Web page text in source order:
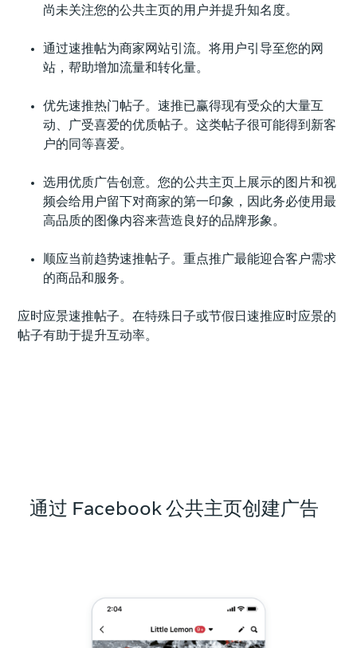
尚未关注您的公共主页的用户并提升知名度。
通过速推帖为商家网站引流。将用户引导至您的网
站，帮助增加流量和转化量。
优先速推热门帖子。速推已赢得现有受众的大量互
动、广受喜爱的优质帖子。这类帖子很可能得到新客
户的同等喜爱。
选用优质广告创意。您的公共主页上展示的图片和视
频会给用户留下对商家的第一印象，因此务必使用最
高品质的图像内容来营造良好的品牌形象。
顺应当前趋势速推帖子。重点推广最能迎合客户需求
的商品和服务。
应时应景速推帖子。在特殊日子或节假日速推应时应景的
帖子有助于提升互动率。
通过 Facebook 公共主页创建广告